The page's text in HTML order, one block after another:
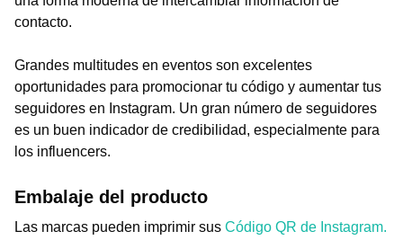
contacto.
Grandes multitudes en eventos son excelentes
oportunidades para promocionar tu código y aumentar tus
seguidores en Instagram. Un gran número de seguidores
es un buen indicador de credibilidad, especialmente para
los influencers.
Embalaje del producto
Las marcas pueden imprimir sus Código QR de Instagram.